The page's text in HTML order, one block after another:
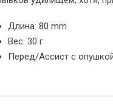
Длина: 80 mm
Вес: 30 г
Перед/Ассист с